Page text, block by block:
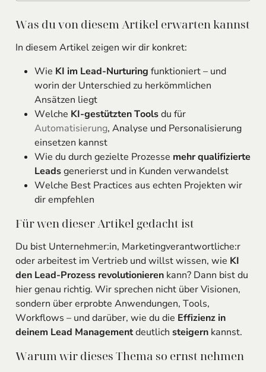
Was du von diesem Artikel erwarten kannst
In diesem Artikel zeigen wir dir konkret:
Wie KI im Lead-Nurturing funktioniert – und
worin der Unterschied zu herkömmlichen
Ansätzen liegt
Welche KI-gestützten Toolsdu für
Automatisierung, Analyse und Personalisierung
einsetzen kannst
Wie du durch gezielte Prozesse mehr qualifizierte
Leadsgenerierst und in Kunden verwandelst
Welche Best Practices aus echten Projekten wir
dir empfehlen
Für wen dieser Artikel gedacht ist
Du bist Unternehmer:in, Marketingverantwortliche:r
oder arbeitest im Vertrieb und willst wissen, wie KI
den Lead-Prozess revolutionierenkann? Dann bist du
hier genau richtig. Wir sprechen nicht über Visionen,
sondern über erprobte Anwendungen, Tools,
Workflows – und darüber, wie du die Effizienz in
deinem Lead Managementdeutlich steigernkannst.
Warum wir dieses Thema so ernst nehmen